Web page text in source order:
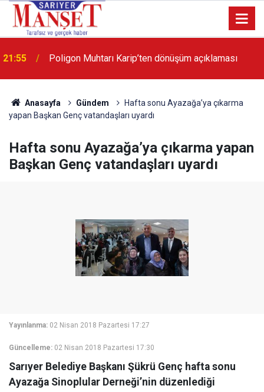
21:55 Poligon Muhtarı Karip’ten dönüşüm açıklaması
Anasayfa Gündem
Hafta sonu Ayazağa’ya çıkarma
yapan Başkan Genç vatandaşları uyardı
Hafta sonu Ayazağa’ya çıkarma yapan
Başkan Genç vatandaşları uyardı
Yayınlanma: 02 Nisan 2018 Pazartesi 17:27
Güncelleme: 02 Nisan 2018 Pazartesi 17:30
Sarıyer Belediye Başkanı Şükrü Genç hafta sonu
Ayazağa Sinoplular Derneği’nin düzenlediği